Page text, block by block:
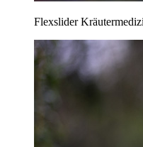
Flexslider